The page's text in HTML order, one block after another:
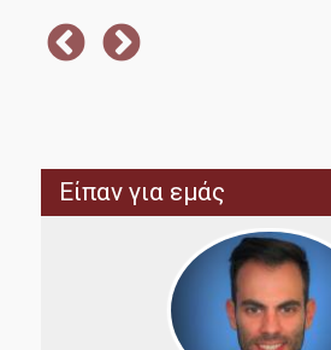
Είπαν για εμάς